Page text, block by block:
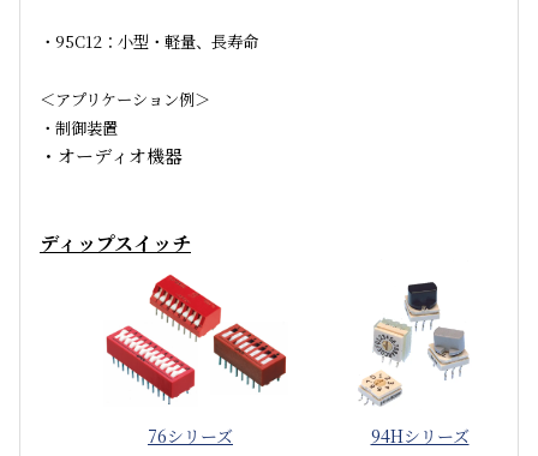
・95C12：小型・軽量、長寿命
＜アプリケーション例＞
・制御装置
・オーディオ機器
ディップスイッチ
76シリーズ 94Hシリーズ